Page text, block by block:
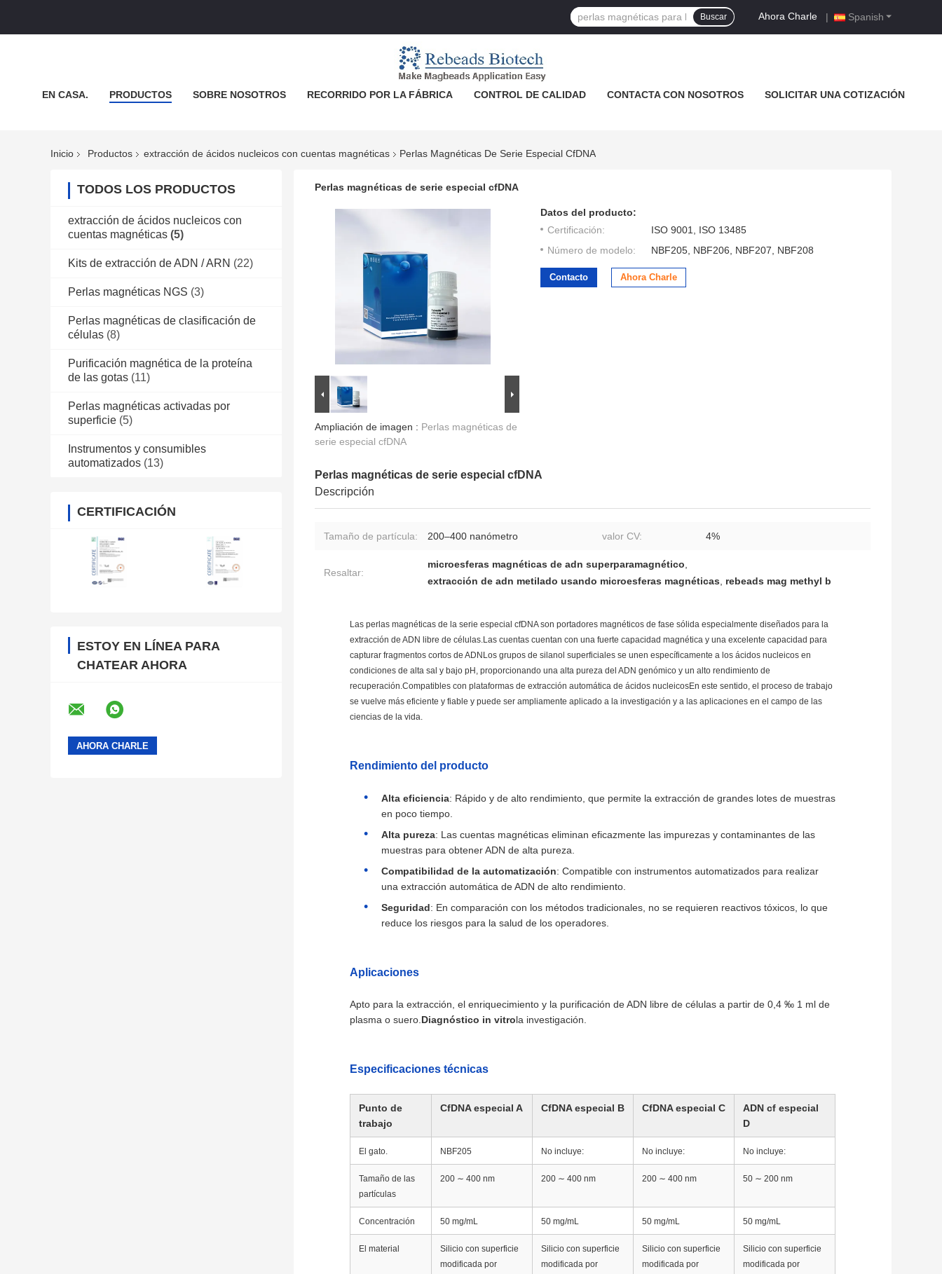
Spanish
Ahora Charle |
Buscar
EN CASA. PRODUCTOS SOBRE NOSOTROS RECORRIDO POR LA FÁBRICA CONTROL DE CALIDAD CONTACTA CON NOSOTROS SOLICITAR UNA COTIZACIÓN
Inicio Productos extracción de ácidos nucleicos con cuentas magnéticas Perlas Magnéticas De Serie Especial CfDNA
TODOS LOS PRODUCTOS
extracción de ácidos nucleicos con
cuentas magnéticas (5)
Kits de extracción de ADN / ARN (22)
Perlas magnéticas NGS (3)
Perlas magnéticas de clasificación de
células (8)
Purificación magnética de la proteína
de las gotas (11)
Perlas magnéticas activadas por
superficie (5)
Instrumentos y consumibles
automatizados (13)
CERTIFICACIÓN
ESTOY EN LÍNEA PARA
CHATEAR AHORA
Perlas magnéticas de serie especial cfDNA
Ampliación de imagen : Perlas magnéticas de
serie especial cfDNA
Datos del producto:
Certificación:
ISO 9001, ISO 13485
Número de modelo:
NBF205, NBF206, NBF207, NBF208
Contacto Ahora Charle
Perlas magnéticas de serie especial cfDNA
Descripción
Tamaño de partícula: 200–400 nanómetro valor CV: 4%
Resaltar:
microesferas magnéticas de adn superparamagnético,
extracción de adn metilado usando microesferas magnéticas, rebeads mag methyl b
Las perlas magnéticas de la serie especial cfDNA son portadores magnéticos de fase sólida especialmente diseñados para la
extracción de ADN libre de células.Las cuentas cuentan con una fuerte capacidad magnética y una excelente capacidad para
capturar fragmentos cortos de ADNLos grupos de silanol superficiales se unen específicamente a los ácidos nucleicos en
condiciones de alta sal y bajo pH, proporcionando una alta pureza del ADN genómico y un alto rendimiento de
recuperación.Compatibles con plataformas de extracción automática de ácidos nucleicosEn este sentido, el proceso de trabajo
se vuelve más eficiente y fiable y puede ser ampliamente aplicado a la investigación y a las aplicaciones en el campo de las
ciencias de la vida.
Rendimiento del producto
Alta eficiencia: Rápido y de alto rendimiento, que permite la extracción de grandes lotes de muestras
en poco tiempo.
Alta pureza: Las cuentas magnéticas eliminan eficazmente las impurezas y contaminantes de las
muestras para obtener ADN de alta pureza.
Compatibilidad de la automatización: Compatible con instrumentos automatizados para realizar
una extracción automática de ADN de alto rendimiento.
Seguridad: En comparación con los métodos tradicionales, no se requieren reactivos tóxicos, lo que
reduce los riesgos para la salud de los operadores.
Aplicaciones
Apto para la extracción, el enriquecimiento y la purificación de ADN libre de células a partir de 0,4 ‰ 1 ml de
plasma o suero.Diagnóstico in vitrola investigación.
Especificaciones técnicas
Punto de
trabajo
CfDNA especial A CfDNA especial B CfDNA especial C
ADN cf especial
D
El gato. NBF205 No incluye: No incluye: No incluye:
Tamaño de las
partículas
200 ∼ 400 nm 200 ∼ 400 nm 200 ∼ 400 nm 50 ∼ 200 nm
Concentración 50 mg/mL 50 mg/mL 50 mg/mL 50 mg/mL
El material
Silicio con superficie
modificada por
Silicio con superficie
modificada por
Silicio con superficie
modificada por
Silicio con superficie
modificada por